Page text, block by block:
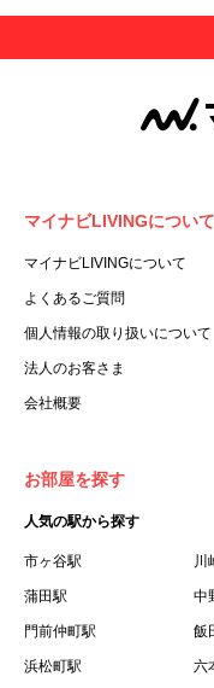
用することはできま
第３条（用語の定義）
１.「本サ―ビス」と
営するマイナビ
２.「利用者」とは、
利用する個人を意味し
３.「本サイト」とは
ます。
５.「会員」とは、第
た個人を意味します。
録した情報、本サー
った場合の当該情報を
７.「本会員制度」と
進を目的とした会員制
借契約書およびオプ
マイナビLIVINGについて
マイナビLIVINGについて
よくあるご質問
個人情報の取り扱いについて
法人のお客さま
会社概要
お部屋を探す
人気の駅から探す
市ヶ谷駅 川
蒲田駅 中
門前仲町駅 飯
浜松町駅 六